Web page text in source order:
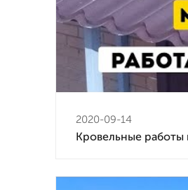
2020-09-14
Кровельные работы